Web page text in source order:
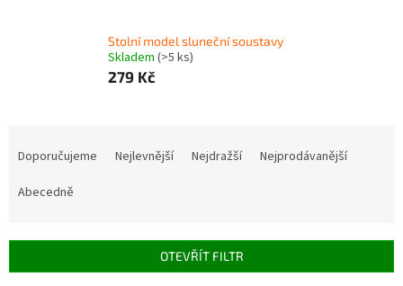
Stolní model sluneční soustavy
Skladem (>5 ks)
279 Kč
r
Doporučujeme Nejlevnější Nejdražší
Nejprodávanější
Abecedně
OTEVŘÍT FILTR